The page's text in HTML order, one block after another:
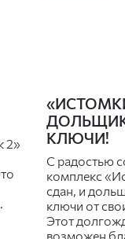
2»
КЛЮЧИ!
С радостью
комплекс
сдан, и
ключи от
Этот
возможен